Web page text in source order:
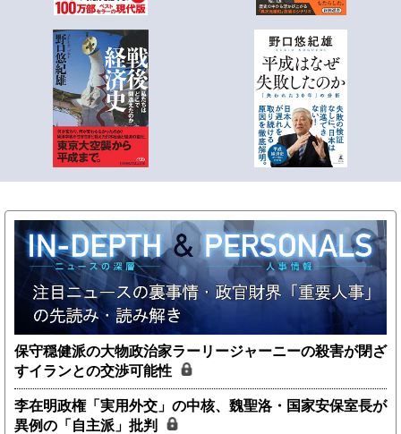
保守穏健派の大物政治家ラーリージャーニーの殺害が閉ざ
すイランとの交渉可能性
李在明政権「実用外交」の中核、魏聖洛・国家安保室長が
異例の「自主派」批判